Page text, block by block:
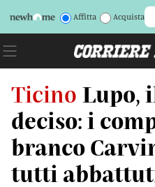
Affitta Acquista
Ticino Lupo,
deciso: i
branco
tutti